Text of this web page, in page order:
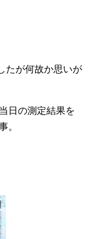
たが何故か思いが
日の測定結果を
。